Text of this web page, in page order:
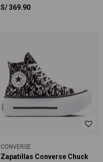
S/369.90
CONVERSE
Zapatillas Converse Chuck